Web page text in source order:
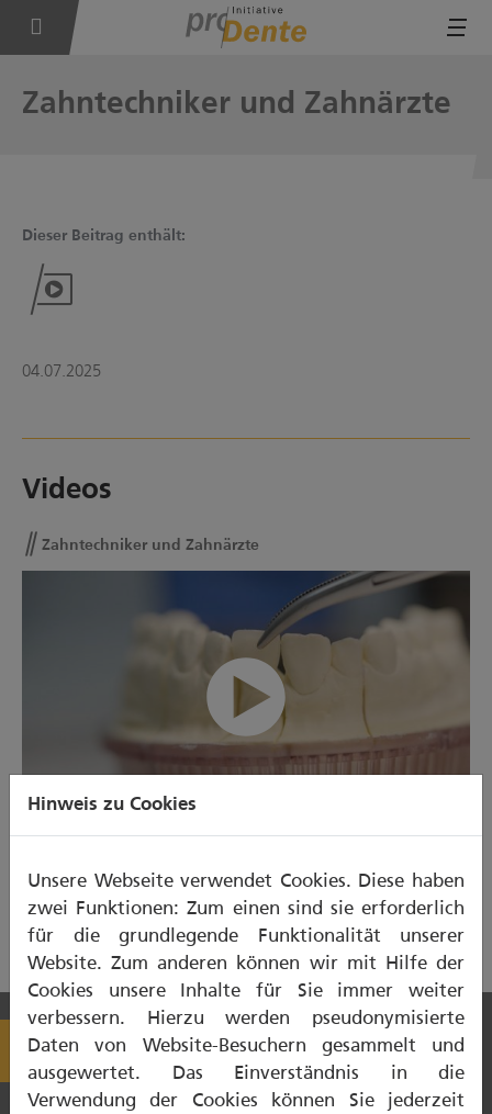
Zahntechniker und Zahnärzte
Dieser Beitrag enthält:
04.07.2025
Videos
Zahntechniker und Zahnärzte
00:00/00:26
Hinweis zu Cookies
Unsere Webseite verwendet Cookies. Diese haben
zwei Funktionen: Zum einen sind sie erforderlich
für die grundlegende Funktionalität unserer
Website. Zum anderen können wir mit Hilfe der
Cookies unsere Inhalte für Sie immer weiter
verbessern. Hierzu werden pseudonymisierte
Daten von Website-Besuchern gesammelt und
ausgewertet. Das Einverständnis in die
Verwendung der Cookies können Sie jederzeit